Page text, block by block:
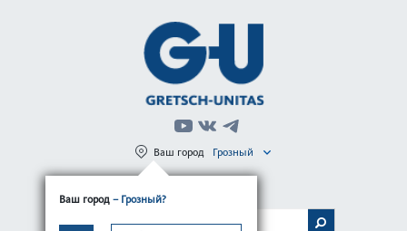
Ваш город – Грозный?
Ваш город Грозный
МЕНЮ